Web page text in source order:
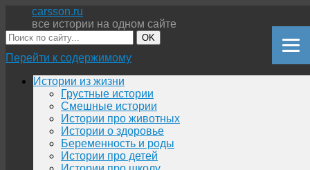
carsson.ru
все истории на одном сайте
OK
Перейти к содержимому
Истории из жизни
Грустные истории
Смешные истории
Истории про животных
Истории о здоровье
Беременность и роды
Истории про детей